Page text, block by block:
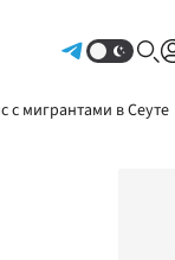
с мигрантами в Сеуте